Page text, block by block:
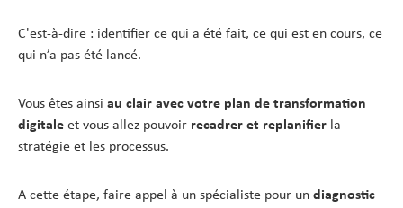
C'est-à-dire : identifier ce qui a été fait, ce qui est en cours, ce
qui n’a pas été lancé.
Vous êtes ainsi au clair avec votre plan de transformation
digitale et vous allez pouvoir recadrer et replanifier la
stratégie et les processus.
A cette étape, faire appel à un spécialiste pour un diagnostic